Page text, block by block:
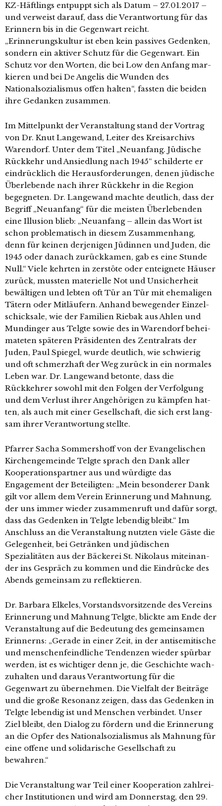
KZ-Häftlings ent­puppt sich als Datum – 27.01.2017 –
und ver­weist dar­auf, dass die Verantwortung für das
Erinnern bis in die Gegenwart reicht.
„Erinnerungskultur ist eben kein pas­si­ves Gedenken,
son­dern ein akti­ver Schutz für die Gegenwart. Ein
Schutz vor den Worten, die bei Low den Anfang mar­
kie­ren und bei De Angelis die Wunden des
Nationalsozialismus offen hal­ten“, fass­ten die bei­den
ihre Gedanken zusammen.
Im Mittelpunkt der Veranstaltung stand der Vortrag
von Dr. Knut Langewand, Leiter des Kreisarchivs
Warendorf. Unter dem Titel „Neuanfang. Jüdische
Rückkehr und Ansiedlung nach 1945“ schil­der­te er
ein­drück­lich die Herausforderungen, denen jüdi­sche
Überlebende nach ihrer Rückkehr in die Region
begeg­ne­ten. Dr. Langewand mach­te deut­lich, dass der
Begriff „Neuanfang“ für die meis­ten Überlebenden
eine Illusion blieb: „Neuanfang – allein das Wort ist
schon pro­ble­ma­tisch in die­sem Zusammenhang,
denn für kei­nen der­je­ni­gen Jüdinnen und Juden, die
1945 oder danach zurück­ka­men, gab es eine Stunde
Null.“ Viele kehr­ten in zers­tö­te oder ent­eig­ne­te Häuser
zurück, muss­ten mate­ri­el­le Not und Unsicherheit
bewäl­ti­gen und leb­ten oft Tür an Tür mit ehe­ma­li­gen
Tätern oder Mitläufern. Anhand bewe­gen­der Einzel-
schick­sa­le, wie der Familien Riebak aus Ahlen und
Mundinger aus Telgte sowie des in Warendorf behei­
ma­te­ten spä­te­ren Präsidenten des Zentralrats der
Juden, Paul Spiegel, wur­de deut­lich, wie schwie­rig
und oft schmerz­haft der Weg zurück in ein nor­ma­les
Leben war. Dr. Langewand beton­te, dass die
Rückkehrer sowohl mit den Folgen der Verfolgung
und dem Verlust ihrer Angehörigen zu kämp­fen hat­
ten, als auch mit einer Gesellschaft, die sich erst lang­
sam ihrer Verantwortung stellte.
Pfarrer Sacha Sommershoff von der Evangelischen
Kirchengemeinde Telgte sprach den Dank aller
Kooperationspartner aus und wür­dig­te das
Engagement der Beteiligten: „Mein beson­de­rer Dank
gilt vor allem dem Verein Erinnerung und Mahnung,
der uns immer wie­der zusam­men­ruft und dafür sorgt,
dass das Gedenken in Telgte leben­dig bleibt.“ Im
Anschluss an die Veranstaltung nutz­ten vie­le Gäste die
Gelegenheit, bei Getränken und jüdi­schen
Spezialitäten aus der Bäckerei St. Nikolaus mit­ein­an­
der ins Gespräch zu kom­men und die Eindrücke des
Abends gemein­sam zu reflektieren.
Dr. Barbara Elkeles, Vorstandsvorsitzende des Vereins
Erinnerung und Mahnung Telgte, blick­te am Ende der
Veranstaltung auf die Bedeutung des gemein­sa­men
Erinnerns: „Gerade in einer Zeit, in der anti­se­mi­ti­sche
und men­schen­feind­li­che Tendenzen wie­der spür­bar
wer­den, ist es wich­ti­ger denn je, die Geschichte wach­
zu­hal­ten und dar­aus Verantwortung für die
Gegenwart zu über­neh­men. Die Vielfalt der Beiträge
und die gro­ße Resonanz zei­gen, dass das Gedenken in
Telgte leben­dig ist und Menschen ver­bin­det. Unser
Ziel bleibt, den Dialog zu för­dern und die Erinnerung
an die Opfer des Nationalsozialismus als Mahnung für
eine offe­ne und soli­da­ri­sche Gesellschaft zu
bewahren.“
Die Veranstaltung war Teil einer Kooperation zahl­rei­
cher Institutionen und wird am Donnerstag, den 29.